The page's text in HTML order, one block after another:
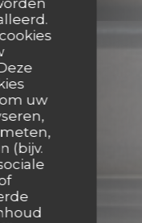
uw
(bijv.